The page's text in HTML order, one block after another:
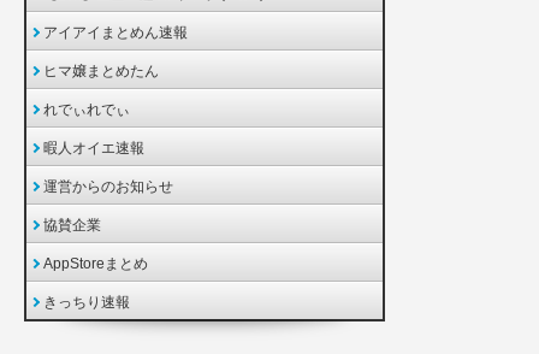
アイアイまとめん速報
ヒマ嬢まとめたん
れでぃれでぃ
暇人オイエ速報
運営からのお知らせ
協賛企業
AppStoreまとめ
きっちり速報